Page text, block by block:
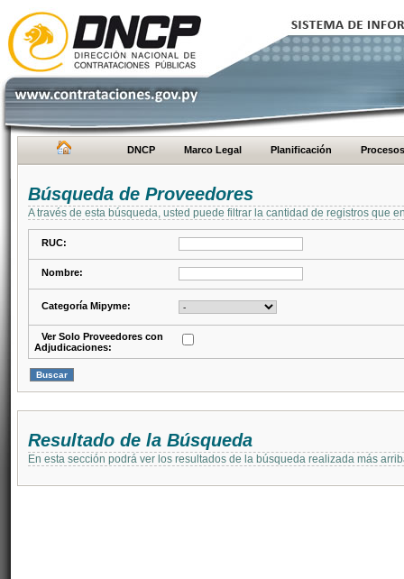
DNCP Marco Legal Planificación Procesos
Búsqueda de Proveedores
A través de esta búsqueda, usted puede filtrar la cantidad de registros que
RUC:
Nombre:
Categoría Mipyme:
Ver Solo Proveedores con
Adjudicaciones:
Resultado de la Búsqueda
En esta sección podrá ver los resultados de la búsqueda realizada más